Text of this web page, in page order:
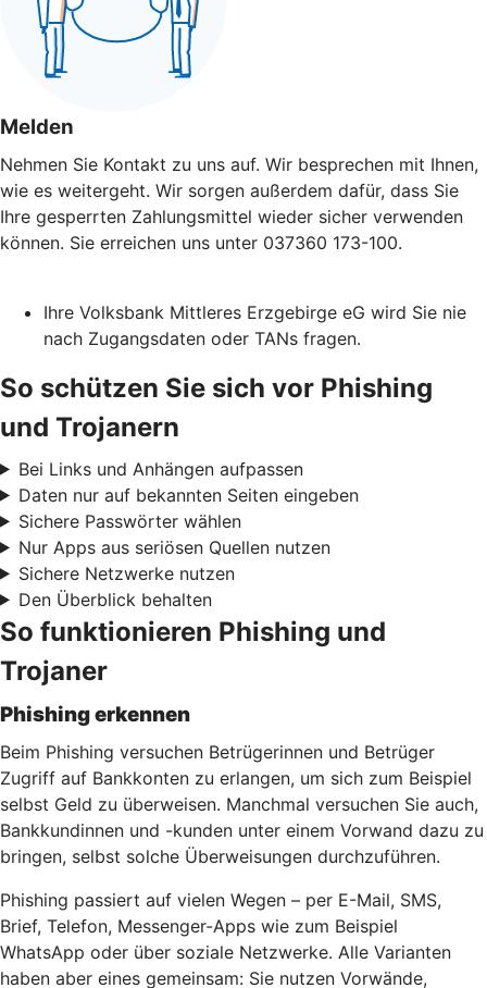
Melden
Nehmen Sie Kontakt zu uns auf. Wir besprechen mit Ihnen,
wie es weitergeht. Wir sorgen außerdem dafür, dass Sie
Ihre gesperrten Zahlungsmittel wieder sicher verwenden
können. Sie erreichen uns unter 037360 173-100.
Ihre Volksbank Mittleres Erzgebirge eG wird Sie nie
nach Zugangsdaten oder TANs fragen.
So schützen Sie sich vor Phishing
und Trojanern
Bei Links und Anhängen aufpassen
Daten nur auf bekannten Seiten eingeben
Sichere Passwörter wählen
Nur Apps aus seriösen Quellen nutzen
Sichere Netzwerke nutzen
Den Überblick behalten
So funktionieren Phishing und
Trojaner
Phishing erkennen
Beim Phishing versuchen Betrügerinnen und Betrüger
Zugriff auf Bankkonten zu erlangen, um sich zum Beispiel
selbst Geld zu überweisen. Manchmal versuchen Sie auch,
Bankkundinnen und -kunden unter einem Vorwand dazu zu
bringen, selbst solche Überweisungen durchzuführen.
Phishing passiert auf vielen Wegen – per E-Mail, SMS,
Brief, Telefon, Messenger-Apps wie zum Beispiel
WhatsApp oder über soziale Netzwerke. Alle Varianten
haben aber eines gemeinsam: Sie nutzen Vorwände,